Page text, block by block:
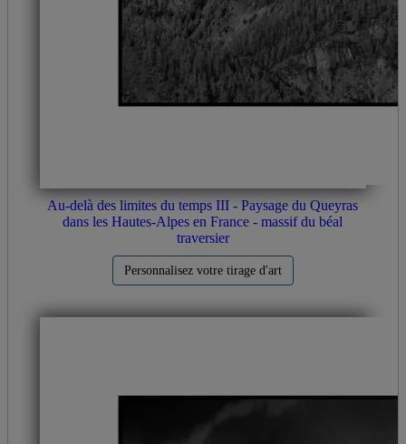
Au-delà des limites du temps III - Paysage du Queyras
dans les Hautes-Alpes en France - massif du béal
traversier
Personnalisez votre tirage d'art